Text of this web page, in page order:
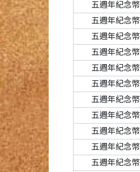
五週年紀念幣
五週年紀念幣
五週年紀念幣
五週年紀念幣
五週年紀念幣
五週年紀念幣
五週年紀念幣
五週年紀念幣
五週年紀念幣
五週年紀念幣
五週年紀念幣